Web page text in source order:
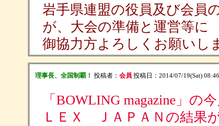
岩手県連盟の役員及び会員
が、大会の準備と運営等に
御協力方よろしくお願いし
理事長、全国制覇！ 投稿者： 会員 投稿日：2014/07/19(Sat)
「BOWLING magazine」
ＬＥＸ ＪＡＰＡＮの結果